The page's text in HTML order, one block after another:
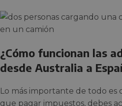
¿Cómo funcionan las
desde Australia a
Lo más importante de todo es
que pagar impuestos, debes